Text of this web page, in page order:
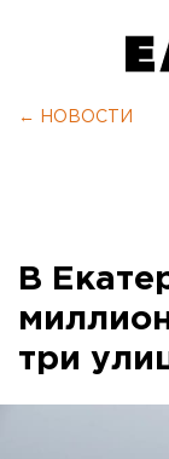
← НОВОСТИ
В
три